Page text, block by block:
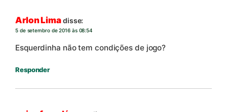
Arlon Limadisse:
5 de setembro de 2016 às 08:54
Esquerdinha não tem condições de jogo?
Responder